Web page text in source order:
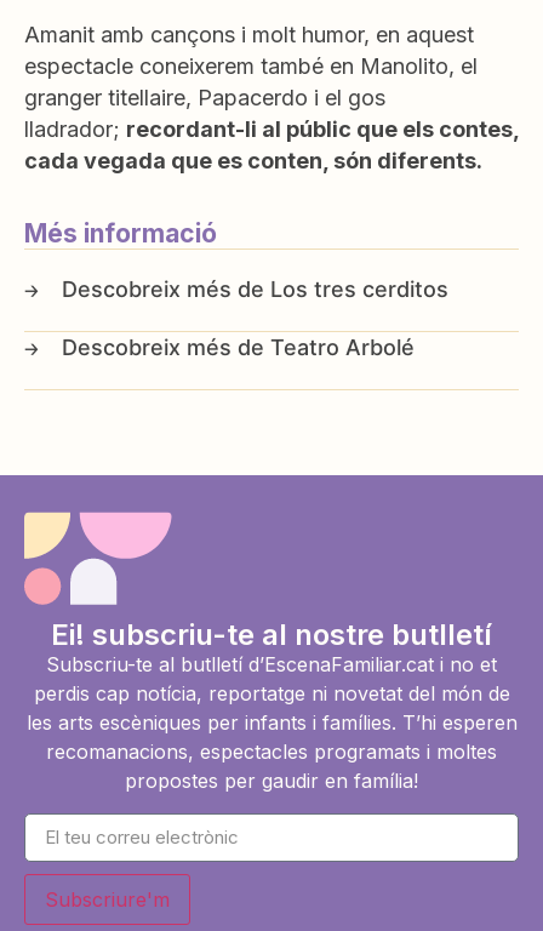
Amanit amb cançons i molt humor, en aquest
espectacle coneixerem també en Manolito, el
granger titellaire, Papacerdo i el gos
lladrador; recordant-li al públic que els contes,
cada vegada que es conten, són diferents.
Més informació
Los tres cerditos
Teatro Arbolé
Ei! subscriu-te al nostre butlletí
Subscriu-te al butlletí d’EscenaFamiliar.cat i no et
perdis cap notícia, reportatge ni novetat del món de
les arts escèniques per infants i famílies. T’hi esperen
recomanacions, espectacles programats i moltes
propostes per gaudir en família!
Subscriure'm